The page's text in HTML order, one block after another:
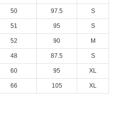
50 97.5 S
51 95 S
52 90 M
48 87.5 S
60 95 XL
66 105 XL